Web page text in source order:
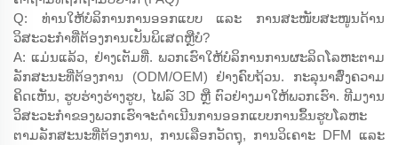
Q: ທ່ານໃຫ້ບໍລິການການອອກແບບ ແລະ ການສະໜັບສະໜູນດ້ານ
ວິສະວະກຳທີ່ຕ້ອງການເປັນພິເສດຫຼືບໍ?
A: ແມ່ນແລ້ວ, ຢ່າງເຕັມທີ່. ພວກເຮົາໃຫ້ບໍລິການການຜະລິດໂລຫະຕາມ
ລັກສະນະທີ່ຕ້ອງການ (ODM/OEM) ຢ່າງຄົບຖ້ວນ. ກະລຸນາສົ່ງຄວາມ
ຄິດເຫັນ, ຮູບຮ່າງຮ່າງຮູບ, ໄຟລ໌ 3D ຫຼື ຕົວຢ່າງມາໃຫ້ພວກເຮົາ. ທີມງານ
ວິສະວະກຳຂອງພວກເຮົາຈະດຳເນີນການອອກແບບການຂຶ້ນຮູບໂລຫະ
ຕາມລັກສະນະທີ່ຕ້ອງການ, ການເລືອກວັດຖຸ, ການວິເຄາະ DFM ແລະ